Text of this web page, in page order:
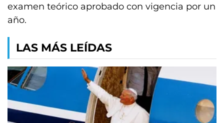
examen teórico aprobado con vigencia por un
año.
LAS MÁS LEÍDAS